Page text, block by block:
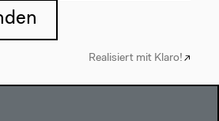
Realisiert mit Klaro!